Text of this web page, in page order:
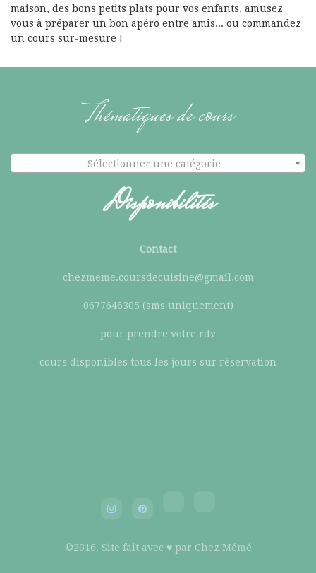
maison, des bons petits plats pour vos enfants, amusez
vous à préparer un bon apéro entre amis... ou commandez
un cours sur-mesure !
Thématiques de cours
Sélectionner une catégorie
Disponibilités
Contact
chezmeme.coursdecuisine@gmail.com
0677646305 (sms uniquement)
pour prendre votre rdv
cours disponibles tous les jours sur réservation
©2016. Site fait avec ♥ par Chez Mémé